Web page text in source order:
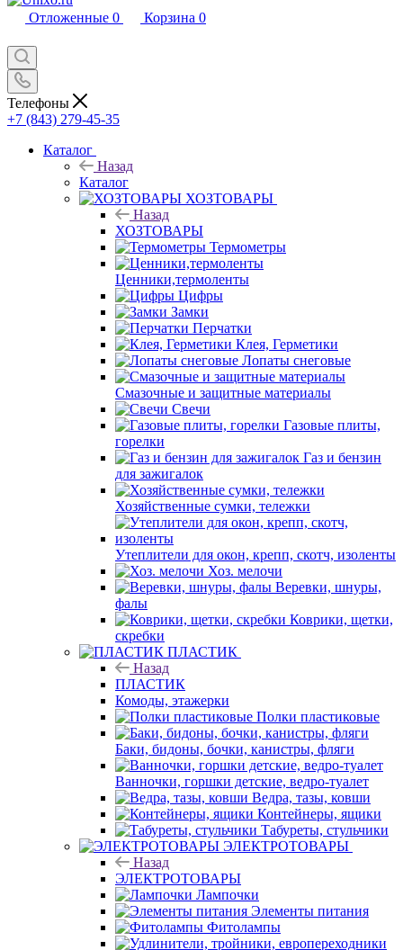
Отложенные 0 Корзина 0
Телефоны
+7 (843) 279-45-35
Каталог
Назад
Каталог
ХОЗТОВАРЫ
Назад
ХОЗТОВАРЫ
Термометры
Ценники,термоленты
Цифры
Замки
Перчатки
Клея, Герметики
Лопаты снеговые
Смазочные и защитные материалы
Свечи
Газовые плиты,
горелки
Газ и бензин
для зажигалок
Хозяйственные сумки, тележки
Утеплители для окон, крепп, скотч, изоленты
Хоз. мелочи
Веревки, шнуры,
фалы
Коврики, щетки,
скребки
ПЛАСТИК
Назад
ПЛАСТИК
Комоды, этажерки
Полки пластиковые
Баки, бидоны, бочки, канистры, фляги
Ванночки, горшки детские, ведро-туалет
Ведра, тазы, ковши
Контейнеры, ящики
Табуреты, стульчики
ЭЛЕКТРОТОВАРЫ
Назад
ЭЛЕКТРОТОВАРЫ
Лампочки
Элементы питания
Фитолампы